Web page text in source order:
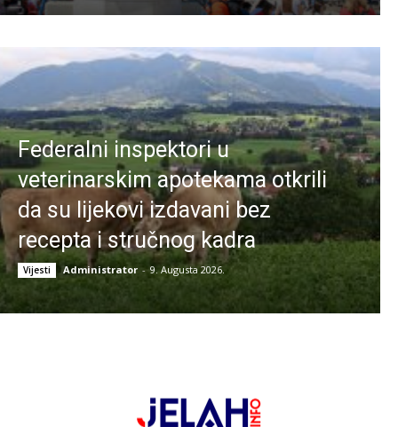
Federalni inspektori u
veterinarskim apotekama otkrili
da su lijekovi izdavani bez
recepta i stručnog kadra
Vijesti Administrator - 9. Augusta 2026.